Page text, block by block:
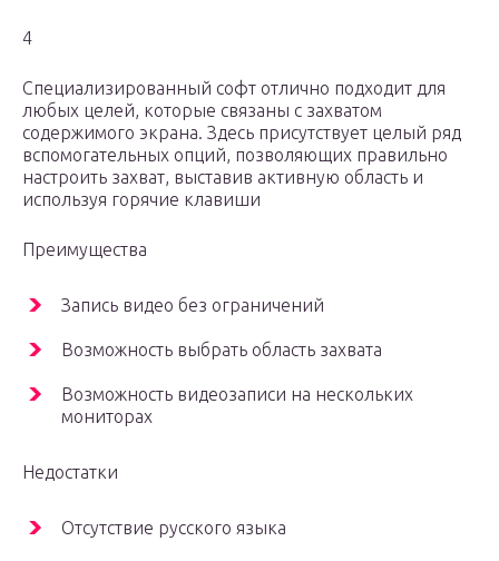
4
Специализированный софт отлично подходит для
любых целей, которые связаны с захватом
содержимого экрана. Здесь присутствует целый ряд
вспомогательных опций, позволяющих правильно
настроить захват, выставив активную область и
используя горячие клавиши
Преимущества
Запись видео без ограничений
Возможность выбрать область захвата
Возможность видеозаписи на нескольких
мониторах
Недостатки
Отсутствие русского языка